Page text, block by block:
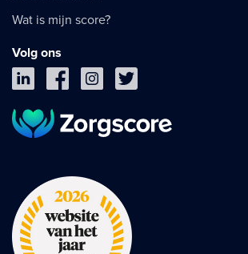
Wat is mijn score?
Volg ons